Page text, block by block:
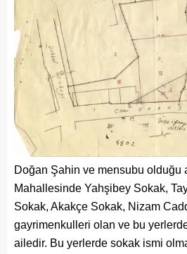
Doğan Şahin ve mensubu olduğu
Mahallesinde Yahşibey Sokak,
Sokak, Akakçe Sokak, Nizam
gayrimenkulleri olan ve bu
ailedir. Bu yerlerde sokak ismi